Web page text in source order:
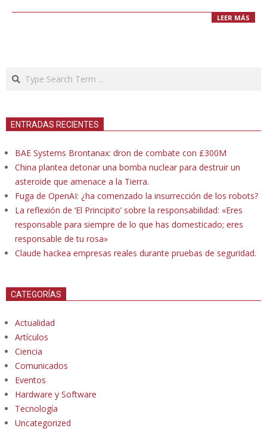
LEER MÁS
Search
ENTRADAS RECIENTES
BAE Systems Brontanax: dron de combate con £300M
China plantea detonar una bomba nuclear para destruir un
asteroide que amenace a la Tierra.
Fuga de OpenAI: ¿ha comenzado la insurrección de los robots?
La reflexión de ‘El Principito’ sobre la responsabilidad: «Eres
responsable para siempre de lo que has domesticado; eres
responsable de tu rosa»
Claude hackea empresas reales durante pruebas de seguridad.
CATEGORÍAS
Actualidad
Artículos
Ciencia
Comunicados
Eventos
Hardware y Software
Tecnología
Uncategorized